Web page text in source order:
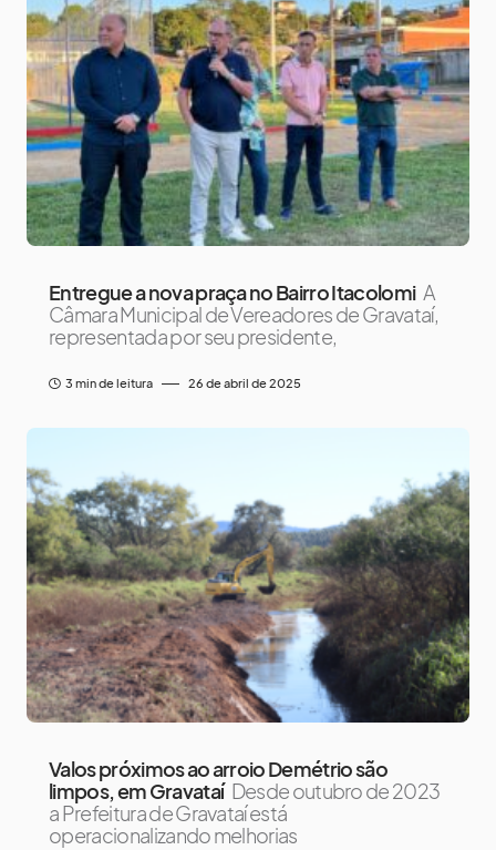
Entregue a nova praça no Bairro Itacolomi A
Câmara Municipal de Vereadores de Gravataí,
representada por seu presidente,
3 min de leitura 26 de abril de 2025
Valos próximos ao arroio Demétrio são
limpos, em Gravataí Desde outubro de 2023
a Prefeitura de Gravataí está
operacionalizando melhorias